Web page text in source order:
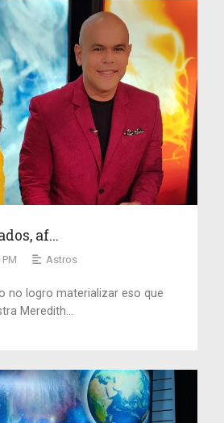
af...
Astros
no logro materializar eso que
Meredith...